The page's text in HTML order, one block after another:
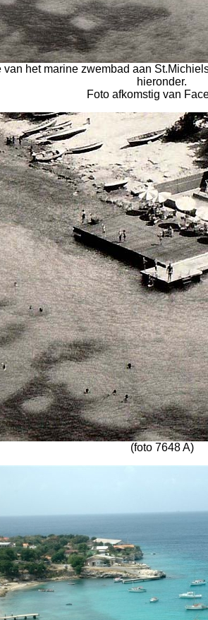
van het marine zwembad aan
hieronder.
Foto afkomstig van
(foto 7648 A)